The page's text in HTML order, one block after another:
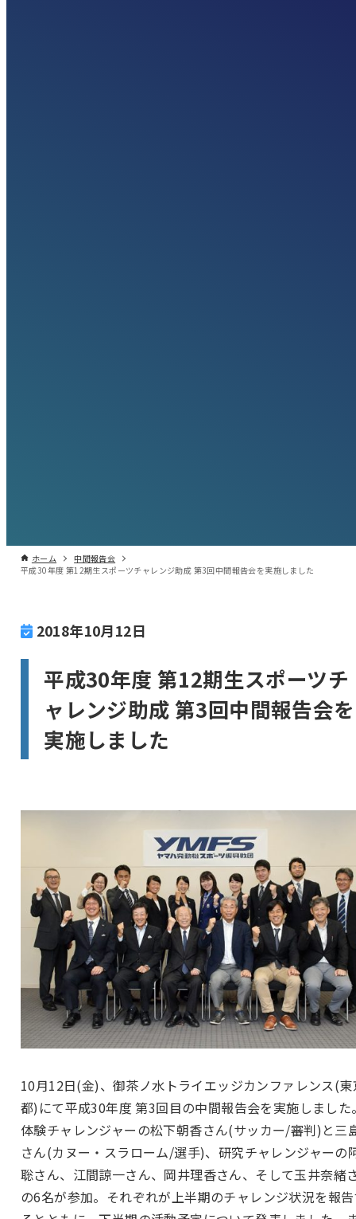
ホーム
中間報告会
平成30年度 第12期生スポーツチャレンジ助成 第3回中間報告会を実施しました
2018年10月12日
平成30年度 第12期生スポーツチ
ャレンジ助成 第3回中間報告会を
実施しました
10月12日(金)、御茶ノ水トライエッジカンファレンス(東
都)にて平成30年度 第3回目の中間報告会を実施しました
体験チャレンジャーの松下朝香さん(サッカー/審判)と三
さん(カヌー・スラローム/選手)、研究チャレンジャーの
聡さん、江間諒一さん、岡井理香さん、そして玉井奈緒
の6名が参加。それぞれが上半期のチャレンジ状況を報